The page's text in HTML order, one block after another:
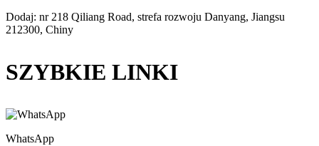
Dodaj: nr 218 Qiliang Road, strefa rozwoju Danyang, Jiangsu
212300, Chiny
SZYBKIE LINKI
WhatsApp